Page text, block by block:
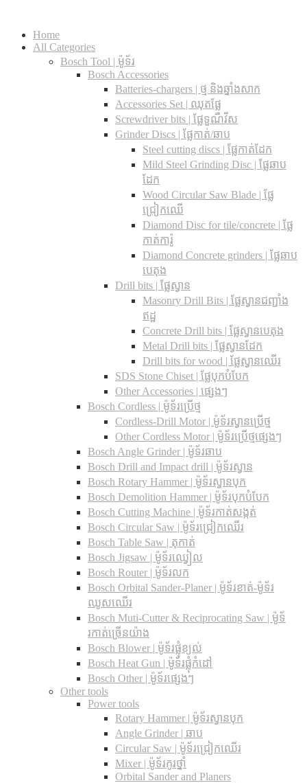
Home
All Categories
Bosch Tool | ម៉ូទ័រ
Bosch Accessories
Batteries-chargers | ថ្ម និងឆ្នាំងសាក
Accessories Set | ឈុតផ្លែ
Screwdriver bits | ផ្លែទួណឺវីស
Grinder Discs |​ ផ្លែកាត់/ឆាប
Steel cutting discs |​ ផ្លែកាត់ដែក
Mild Steel Grinding Disc | ផ្លែឆាប
ដែក
Wood Circular Saw Blade | ផ្លែ
ជ្រៀកឈើ
Diamond Disc for tile/concrete​ | ផ្លែ
កាត់ការ៉ូ
Diamond Concrete grinders | ផ្លែឆាប
បេតុង
Drill bits |​ ផ្លែស្វាន
Masonry Drill Bits |​ ផ្លែស្វានជញ្ជាំង
ឥដ្ឋ
Concrete Drill bits |​ ផ្លែស្វានបេតុង
Metal Drill bits |​ ផ្លែស្វានដែក
Drill bits for wood |​ ផ្លែស្វានឈើរ
SDS Stone Chiset |​ ផ្លែបុកបំបែក
Other Accessories | ផ្សេងៗ
Bosch Cordless | ម៉ូទ័រប្រើថ្ម
Cordless-Drill Motor | ម៉ូទ័រស្វានប្រើថ្ម
Other Cordless Motor | ម៉ូទ័រប្រើថ្មផ្សេងៗ
Bosch Angle Grinder | ម៉ូទ័រឆាប
Bosch Drill and Impact drill | ម៉ូទ័រស្វាន
Bosch Rotary Hammer | ម៉ូទ័រស្វានបុក
Bosch Demolition Hammer | ម៉ូទ័របុកបំបែក
Bosch Cutting Machine | ម៉ូទ័រកាត់សង្កត់
Bosch Circular Saw | ម៉ូទ័រជ្រៀកឈើរ
Bosch Table Saw | តុកាត់
Bosch Jigsaw | ម៉ូទ័រឈ្វៀល
Bosch Router | ម៉ូទ័រលក
Bosch Orbital Sander-Planer​ | ម៉ូទ័រខាត់-ម៉ូទ័រ
ឈូសឈើរ
Bosch Muti-Cutter & Reciprocating Saw​ | ម៉ូទ័
រកាត់ច្រើនយ៉ាង
Bosch Blower | ម៉ូទ័រផ្លុំខ្យល់
Bosch Heat Gun | ម៉ូទ័រផ្លុំកំដៅ
Bosch Other | ម៉ូទ័រផ្សេងៗ
Other tools
Power tools
Rotary Hammer | ម៉ូទ័រស្វានបុក
Angle Grinder | ឆាប
Circular Saw​ | ម៉ូទ័រជ្រៀកឈើរ
Mixer | ម៉ូទ័រកូរថ្នាំ
Orbital Sander and Planers